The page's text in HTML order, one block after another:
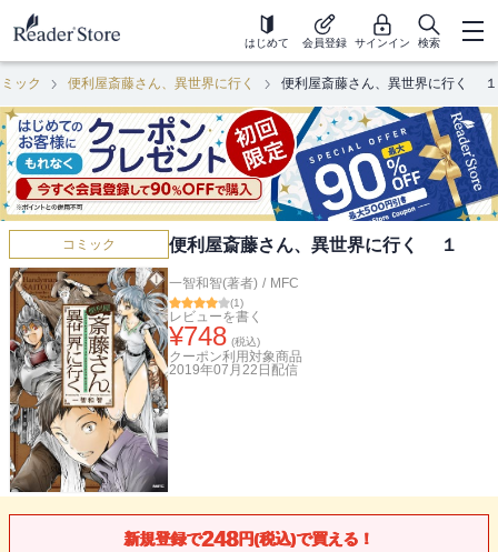
はじめて 会員登録 サインイン 検索
ック 便利屋斎藤さん、異世界に行く 便利屋斎藤さん、異世界に行く １
コミック 便利屋斎藤さん、異世界に行く １
一智和智(著者) / MFC
(1)
レビューを書く
¥748 (税込)
クーポン利用対象商品
2019年07月22日 配信
新規登録で248円(税込)で買える！